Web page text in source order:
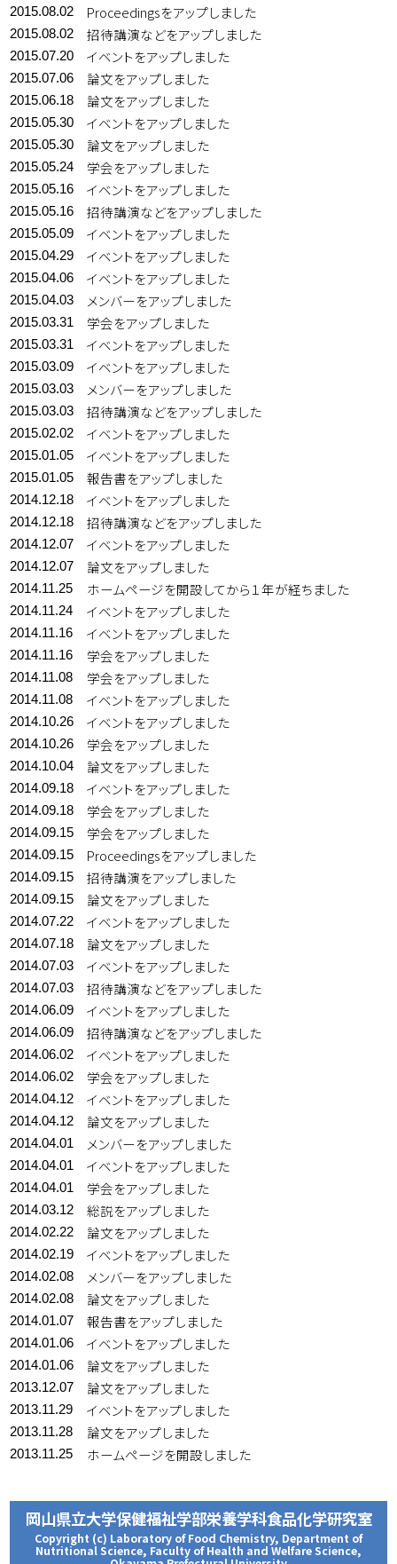
2015.08.02 Proceedingsをアップしました
2015.08.02 招待講演などをアップしました
2015.07.20 イベントをアップしました
2015.07.06 論文をアップしました
2015.06.18 論文をアップしました
2015.05.30 イベントをアップしました
2015.05.30 論文をアップしました
2015.05.24 学会をアップしました
2015.05.16 イベントをアップしました
2015.05.16 招待講演などをアップしました
2015.05.09 イベントをアップしました
2015.04.29 イベントをアップしました
2015.04.06 イベントをアップしました
2015.04.03 メンバーをアップしました
2015.03.31 学会をアップしました
2015.03.31 イベントをアップしました
2015.03.09 イベントをアップしました
2015.03.03 メンバーをアップしました
2015.03.03 招待講演などをアップしました
2015.02.02 イベントをアップしました
2015.01.05 イベントをアップしました
2015.01.05 報告書をアップしました
2014.12.18 イベントをアップしました
2014.12.18 招待講演などをアップしました
2014.12.07 イベントをアップしました
2014.12.07 論文をアップしました
2014.11.25 ホームページを開設してから１年が経ちました
2014.11.24 イベントをアップしました
2014.11.16 イベントをアップしました
2014.11.16 学会をアップしました
2014.11.08 学会をアップしました
2014.11.08 イベントをアップしました
2014.10.26 イベントをアップしました
2014.10.26 学会をアップしました
2014.10.04 論文をアップしました
2014.09.18 イベントをアップしました
2014.09.18 学会をアップしました
2014.09.15 学会をアップしました
2014.09.15 Proceedingsをアップしました
2014.09.15 招待講演をアップしました
2014.09.15 論文をアップしました
2014.07.22 イベントをアップしました
2014.07.18 論文をアップしました
2014.07.03 イベントをアップしました
2014.07.03 招待講演などをアップしました
2014.06.09 イベントをアップしました
2014.06.09 招待講演などをアップしました
2014.06.02 イベントをアップしました
2014.06.02 学会をアップしました
2014.04.12 イベントをアップしました
2014.04.12 論文をアップしました
2014.04.01 メンバーをアップしました
2014.04.01 イベントをアップしました
2014.04.01 学会をアップしました
2014.03.12 総説をアップしました
2014.02.22 論文をアップしました
2014.02.19 イベントをアップしました
2014.02.08 メンバーをアップしました
2014.02.08 論文をアップしました
2014.01.07 報告書をアップしました
2014.01.06 イベントをアップしました
2014.01.06 論文をアップしました
2013.12.07 論文をアップしました
2013.11.29 イベントをアップしました
2013.11.28 論文をアップしました
2013.11.25 ホームページを開設しました
岡山県立大学保健福祉学部栄養学科食品化学研究室
Copyright (c) Laboratory of Food Chemistry, Department of
Nutritional Science, Faculty of Health and Welfare Science,